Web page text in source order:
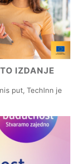
IZDANJE
put, TechInn je